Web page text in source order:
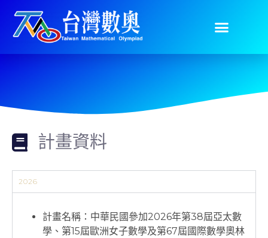
計畫資料
2026
計畫名稱：中華民國參加2026年第38屆亞太數
學、第15屆歐洲女子數學及第67屆國際數學奧林